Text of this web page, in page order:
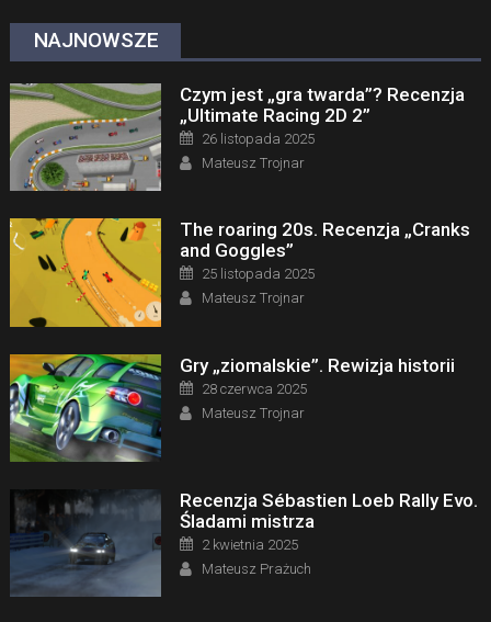
NAJNOWSZE
Czym jest „gra twarda”? Recenzja
„Ultimate Racing 2D 2”
Posted on
26 listopada 2025
Author
Mateusz Trojnar
The roaring 20s. Recenzja „Cranks
and Goggles”
Posted on
25 listopada 2025
Author
Mateusz Trojnar
Gry „ziomalskie”. Rewizja historii
Posted on
28 czerwca 2025
Author
Mateusz Trojnar
Recenzja Sébastien Loeb Rally Evo.
Śladami mistrza
Posted on
2 kwietnia 2025
Author
Mateusz Prażuch